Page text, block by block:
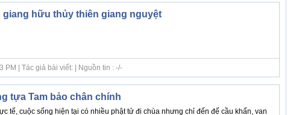
giang hữu thủy thiên giang nguyệt
PM | Tác giả bài viết: | Nguồn tin : -/-
tựa Tam bảo chân chính
tế, cuộc sống hiện tại có nhiều phật tử đi chùa nhưng chỉ đến để cầu khẩn, van